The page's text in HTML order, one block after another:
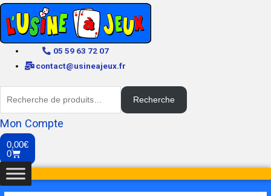
05 59 63 72 07
contact@usineajeux.fr
Recherche
Mon Compte
0,00€
0